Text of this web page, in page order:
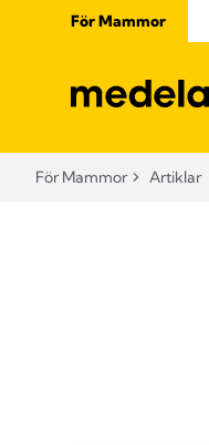
För Mammor
För Mammor Artiklar